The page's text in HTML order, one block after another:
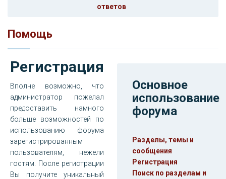
ответов
Помощь
Регистрация
Вполне возможно, что
администратор пожелал
предоставить намного
больше возможностей по
использованию форума
зарегистрированным
пользователям, нежели
гостям. После регистрации
Вы получите уникальный
Основное
использование
форума
Разделы, темы и
сообщения
Регистрация
Поиск по разделам и